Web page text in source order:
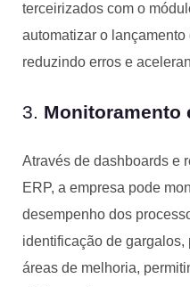
terceirizados com o
automatizar o
reduzindo erros e
3. Monitoramento
Através de dashboards e
ERP, a empresa pode
desempenho dos
identificação de
áreas de melhoria,